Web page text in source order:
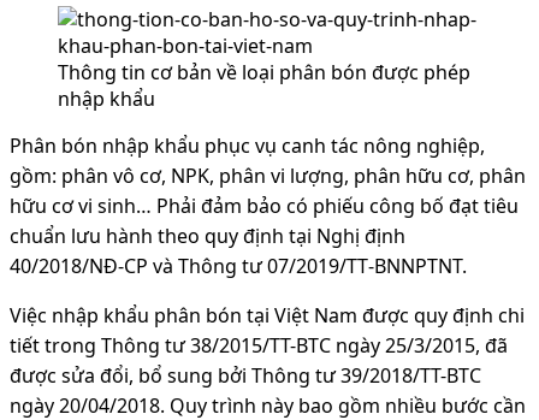
Thông tin cơ bản về loại phân bón được phép
nhập khẩu
Phân bón nhập khẩu phục vụ canh tác nông nghiệp,
gồm: phân vô cơ, NPK, phân vi lượng, phân hữu cơ, phân
hữu cơ vi sinh… Phải đảm bảo có phiếu công bố đạt tiêu
chuẩn lưu hành theo quy định tại Nghị định
40/2018/NĐ‑CP và Thông tư 07/2019/TT‑BNNPTNT.
Việc nhập khẩu phân bón tại Việt Nam được quy định chi
tiết trong Thông tư 38/2015/TT-BTC ngày 25/3/2015, đã
được sửa đổi, bổ sung bởi Thông tư 39/2018/TT-BTC
ngày 20/04/2018. Quy trình này bao gồm nhiều bước cần